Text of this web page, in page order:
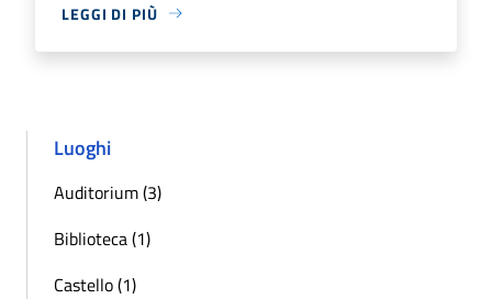
LEGGI DI PIÙ
Luoghi
Auditorium (3)
Biblioteca (1)
Castello (1)